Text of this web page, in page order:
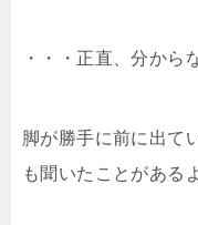
・・・正直、分から
脚が勝手に前に出て
も聞いたことがある